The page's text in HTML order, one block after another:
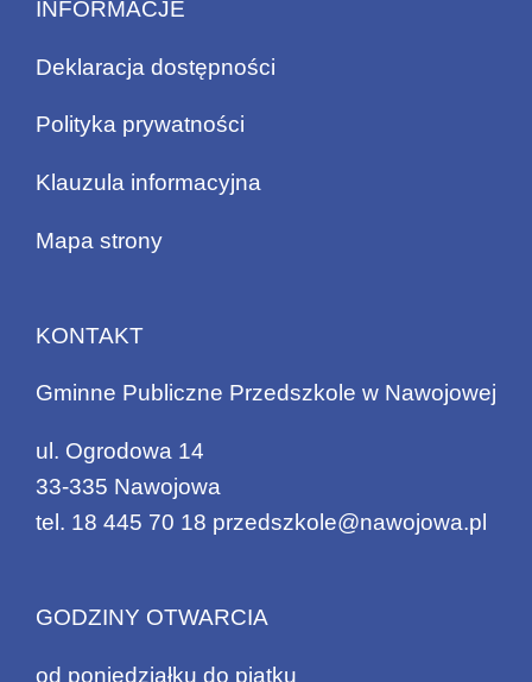
INFORMACJE
Deklaracja dostępności
Polityka prywatności
Klauzula informacyjna
Mapa strony
KONTAKT
Gminne Publiczne Przedszkole w Nawojowej
ul. Ogrodowa 14
33-335 Nawojowa
tel. 18 445 70 18 przedszkole@nawojowa.pl
GODZINY OTWARCIA
od poniedziałku do piątku